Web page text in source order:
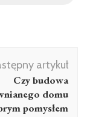
artykuł
Czy budowa
domu
pomysłem